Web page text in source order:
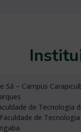
Sá – Campus
de Tecnologia
de